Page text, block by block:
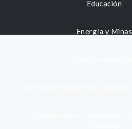
Educación
Energía y Minas